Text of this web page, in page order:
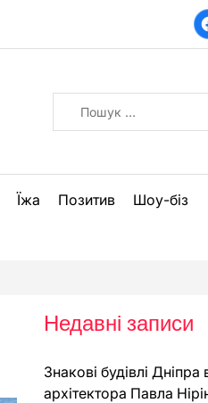
Їжа Позитив Шоу-біз
Недавні записи
Знакові будівлі Дніпра
архітектора Павла